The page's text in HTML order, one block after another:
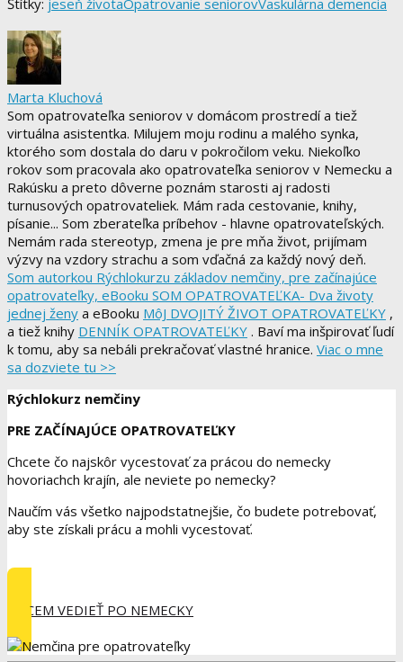
Marta Kluchová
Som opatrovateľka seniorov v domácom prostredí a tiež
virtuálna asistentka. Milujem moju rodinu a malého synka,
ktorého som dostala do daru v pokročilom veku. Niekoľko
rokov som pracovala ako opatrovateľka seniorov v Nemecku a
Rakúsku a preto dôverne poznám starosti aj radosti
turnusových opatrovateliek. Mám rada cestovanie, knihy,
písanie... Som zberateľka príbehov - hlavne opatrovateľských.
Nemám rada stereotyp, zmena je pre mňa život, prijímam
výzvy na vzdory strachu a som vďačná za každý nový deň.
Som autorkou Rýchlokurzu základov nemčiny, pre začínajúce
opatrovateľky, eBooku SOM OPATROVATEĽKA- Dva životy
jednej ženy a eBooku MôJ DVOJITÝ ŽIVOT OPATROVATEĽKY ,
a tiež knihy DENNÍK OPATROVATEĽKY . Baví ma inšpirovať ľudí
k tomu, aby sa nebáli prekračovať vlastné hranice. Viac o mne
sa dozviete tu >>
Rýchlokurz nemčiny
PRE ZAČÍNAJÚCE OPATROVATEĽKY
Chcete čo najskôr vycestovať za prácou do nemecky
hovoriachch krajín, ale neviete po nemecky?
Naučím vás všetko najpodstatnejšie, čo budete potrebovať,
aby ste získali prácu a mohli vycestovať.
CHCEM VEDIEŤ PO NEMECKY